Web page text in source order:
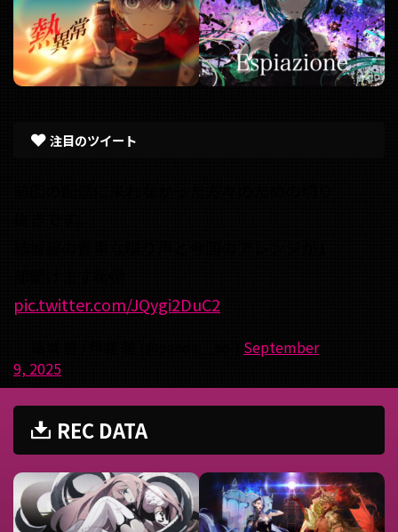
注目のツイート
pic.twitter.com/JQygi2DuC2
September
9, 2025
REC DATA